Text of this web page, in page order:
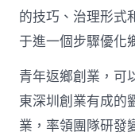
的技巧、治理形式
于進一個步驟優化
青年返鄉創業，可
東深圳創業有成的
業，率領團隊研發